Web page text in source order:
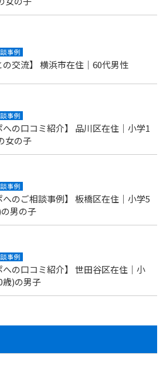
事例
の交流】 横浜市在住｜60代男性
事例
への口コミ紹介】 品川区在住｜小学1
女の子
事例
へのご相談事例】 板橋区在住｜小学5
男の子
事例
への口コミ紹介】 世田谷区在住｜小
歳)の男子